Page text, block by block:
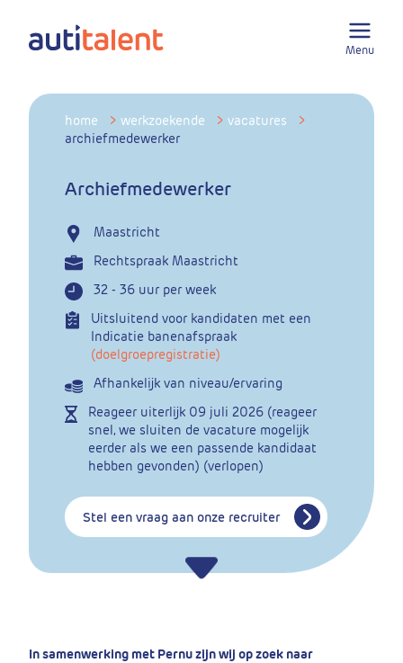
Menu
home > werkzoekende > vacatures
>
archiefmedewerker
Archiefmedewerker
Maastricht
Rechtspraak Maastricht
32 - 36 uur per week
Uitsluitend voor kandidaten met een
Indicatie banenafspraak
(doelgroepregistratie)
Afhankelijk van niveau/ervaring
Reageer uiterlijk 09 juli 2026 (reageer
snel, we sluiten de vacature mogelijk
eerder als we een passende kandidaat
hebben gevonden) (verlopen)
Stel een vraag aan onze recruiter
In samenwerking met Pernu zijn wij op zoek naar